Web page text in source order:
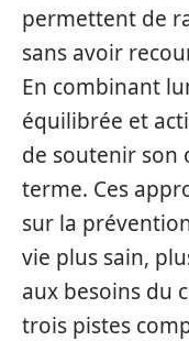
permettent de
sans avoir
En combinant
équilibrée et
de soutenir son
terme. Ces
sur la
vie plus sain,
aux besoins du
trois pistes